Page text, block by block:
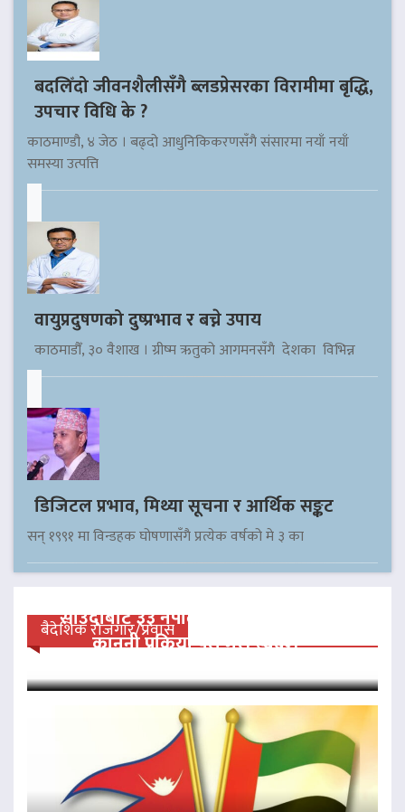
बदलिँदो जीवनशैलीसँगै ब्लडप्रेसरका विरामीमा बृद्धि,
उपचार विधि के ?
काठमाण्डौ, ४ जेठ । बढ्दो आधुनिकिकरणसँगै संसारमा नयाँ नयाँ
समस्या उत्पत्ति
वायुप्रदुषणको दुष्प्रभाव र बच्ने उपाय
काठमाडौँ, ३० वैशाख । ग्रीष्म ऋतुको आगमनसँगै देशका विभिन्न
डिजिटल प्रभाव, मिथ्या सूचना र आर्थिक सङ्कट
सन् १९९१ मा विन्डहक घोषणासँगै प्रत्येक वर्षको मे ३ का
बैदेशिक रोजगार/प्रवास
साउदीबाट ३३ नेपाली कैदीलाई आममाफी,
कानुनी प्रक्रिया पूरा गरी स्वदेश…